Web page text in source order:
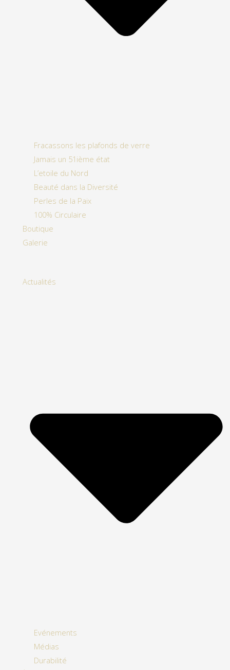
Fracassons les plafonds de verre
Jamais un 51ième état
L’etoile du Nord
Beauté dans la Diversité
Perles de la Paix
100% Circulaire
Boutique
Galerie
Actualités
Evénements
Médias
Durabilité